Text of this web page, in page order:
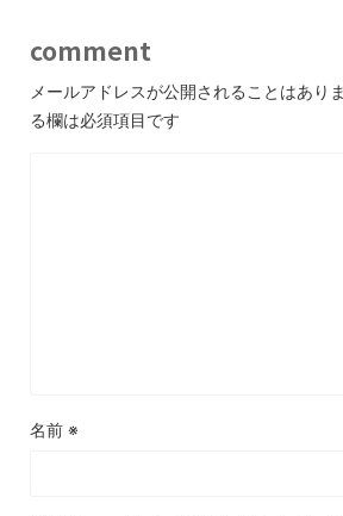
comment
メールアドレスが公開されることはありま
る欄は必須項目です
名前 ※